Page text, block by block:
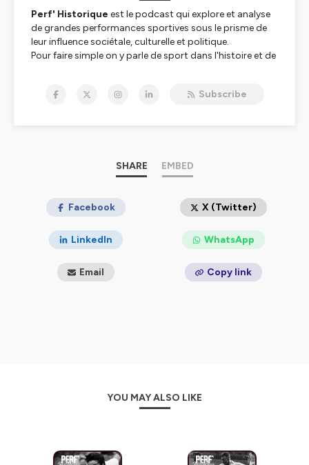
Perf' Historique est le podcast qui explore et analyse
de grandes performances sportives sous le prisme de
leur influence sociétale, culturelle et politique.
Pour faire simple on y parle de sport dans l'histoire et de
Hébergé par Ausha. Visitezausha.co/politique-de-
Subscribe
SHARE EMBED
Facebook X (Twitter)
LinkedIn WhatsApp
Email Copy link
YOU MAY ALSO LIKE